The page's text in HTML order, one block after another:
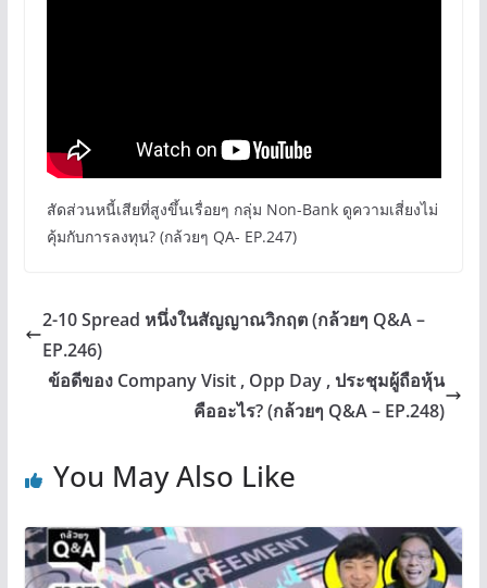
สัดส่วนหนี้เสียที่สูงขึ้นเรื่อยๆ กลุ่ม Non-Bank ดูความเสี่ยงไม่
คุ้มกับการลงทุน? (กล้วยๆ QA- EP.247)
2-10 Spread หนึ่งในสัญญาณวิกฤต (กล้วยๆ Q&A –
EP.246)
ข้อดีของ Company Visit , Opp Day , ประชุมผู้ถือหุ้น
คืออะไร? (กล้วยๆ Q&A – EP.248)
You May Also Like